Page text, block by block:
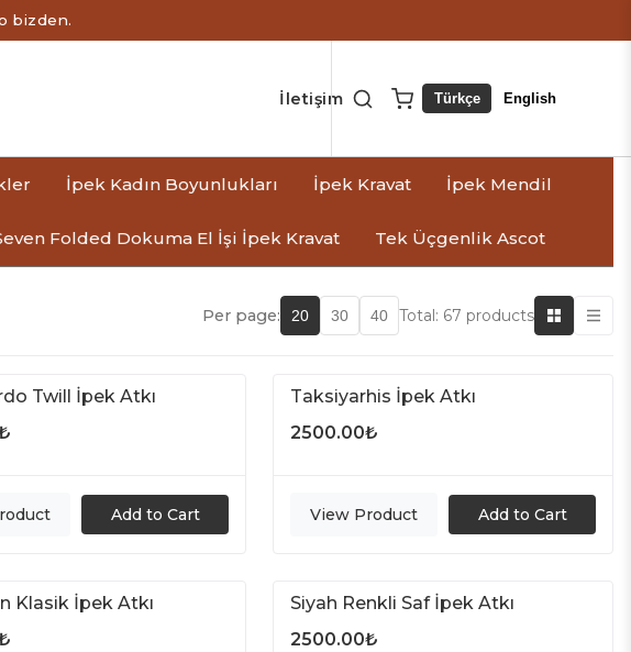
bizden.
İletişim Türkçe English
İpek Kadın Boyunlukları İpek Kravat İpek Mendil
Folded Dokuma El İşi İpek Kravat Tek Üçgenlik Ascot
Per page: 20 30 40 Total: 67 products
Twill İpek Atkı
Add to Cart
Taksiyarhis İpek Atkı
2500.00₺
View Product Add to Cart
Klasik İpek Atkı
Siyah Renkli Saf İpek Atkı
2500.00₺